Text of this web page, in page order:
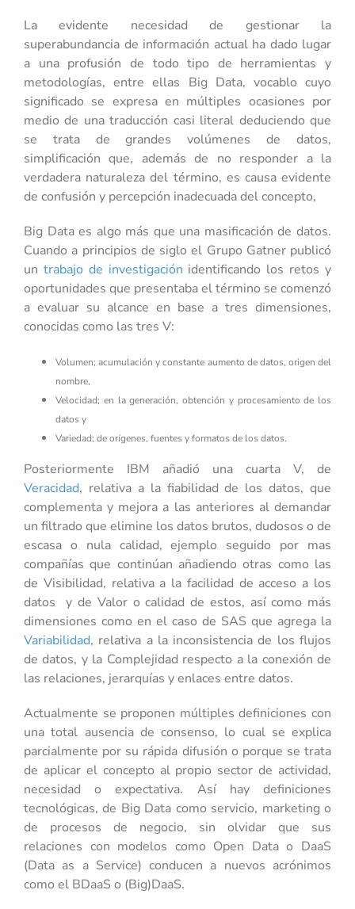
La evidente necesidad de gestionar la
superabundancia de información actual ha dado lugar
a una profusión de todo tipo de herramientas y
metodologías, entre ellas Big Data, vocablo cuyo
significado se expresa en múltiples ocasiones por
medio de una traducción casi literal deduciendo que
se trata de grandes volúmenes de datos,
simplificación que, además de no responder a la
verdadera naturaleza del término, es causa evidente
de confusión y percepción inadecuada del concepto,
Big Data es algo más que una masificación de datos.
Cuando a principios de siglo el Grupo Gatner publicó
un trabajo de investigación identificando los retos y
oportunidades que presentaba el término se comenzó
a evaluar su alcance en base a tres dimensiones,
conocidas como las tres V:
Volumen; acumulación y constante aumento de datos, origen del
nombre,
Velocidad; en la generación, obtención y procesamiento de los
datos y
Variedad; de orígenes, fuentes y formatos de los datos.
Posteriormente IBM añadió una cuarta V, de
Veracidad, relativa a la fiabilidad de los datos, que
complementa y mejora a las anteriores al demandar
un filtrado que elimine los datos brutos, dudosos o de
escasa o nula calidad, ejemplo seguido por mas
compañías que continúan añadiendo otras como las
de Visibilidad, relativa a la facilidad de acceso a los
datos y de Valor o calidad de estos, así como más
dimensiones como en el caso de SAS que agrega la
Variabilidad, relativa a la inconsistencia de los flujos
de datos, y la Complejidad respecto a la conexión de
las relaciones, jerarquías y enlaces entre datos.
Actualmente se proponen múltiples definiciones con
una total ausencia de consenso, lo cual se explica
parcialmente por su rápida difusión o porque se trata
de aplicar el concepto al propio sector de actividad,
necesidad o expectativa. Así hay definiciones
tecnológicas, de Big Data como servicio, marketing o
de procesos de negocio, sin olvidar que sus
relaciones con modelos como Open Data o DaaS
(Data as a Service) conducen a nuevos acrónimos
como el BDaaS o (Big)DaaS.